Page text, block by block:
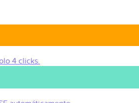
4 clicks.